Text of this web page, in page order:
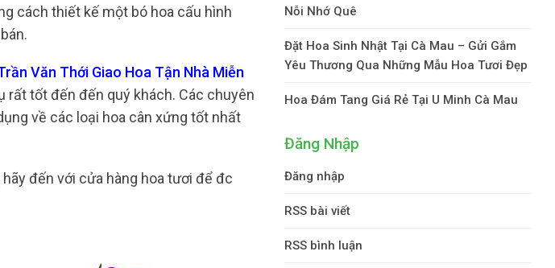
cách thiết kế một bó hoa cấu hình
Văn Thới Giao Hoa Tận Nhà Miễn
rất tốt đến đến quý khách. Các chuyên
về các loại hoa cân xứng tốt nhất
đến với cửa hàng hoa tươi để đc
Nỗi Nhớ Quê
Đặt Hoa Sinh Nhật Tại Cà Mau – Gửi Gắm
Yêu Thương Qua Những Mẫu Hoa Tươi Đẹp
Hoa Đám Tang Giá Rẻ Tại U Minh Cà Mau
Đăng Nhập
Đăng nhập
RSS bài viết
RSS bình luận